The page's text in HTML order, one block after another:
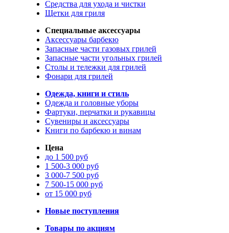
Средства для ухода и чистки
Щетки для гриля
Специальные аксессуары
Аксессуары барбекю
Запасные части газовых грилей
Запасные части угольных грилей
Столы и тележки для грилей
Фонари для грилей
Одежда, книги и стиль
Одежда и головные уборы
Фартуки, перчатки и рукавицы
Сувениры и аксессуары
Книги по барбекю и винам
Цена
до 1 500 руб
1 500-3 000 руб
3 000-7 500 руб
7 500-15 000 руб
от 15 000 руб
Новые поступления
Товары по акциям